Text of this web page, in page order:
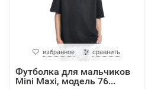
избранное сравнить
Футболка для мальчиков
Mini Maxi, модель 76...